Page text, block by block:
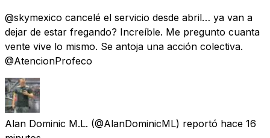
@skymexico cancelé el servicio desde abril… ya van a
dejar de estar fregando? Increíble. Me pregunto cuanta
vente vive lo mismo. Se antoja una acción colectiva.
@AtencionProfeco
Alan Dominic M.L. (@AlanDominicML) reportó hace 16